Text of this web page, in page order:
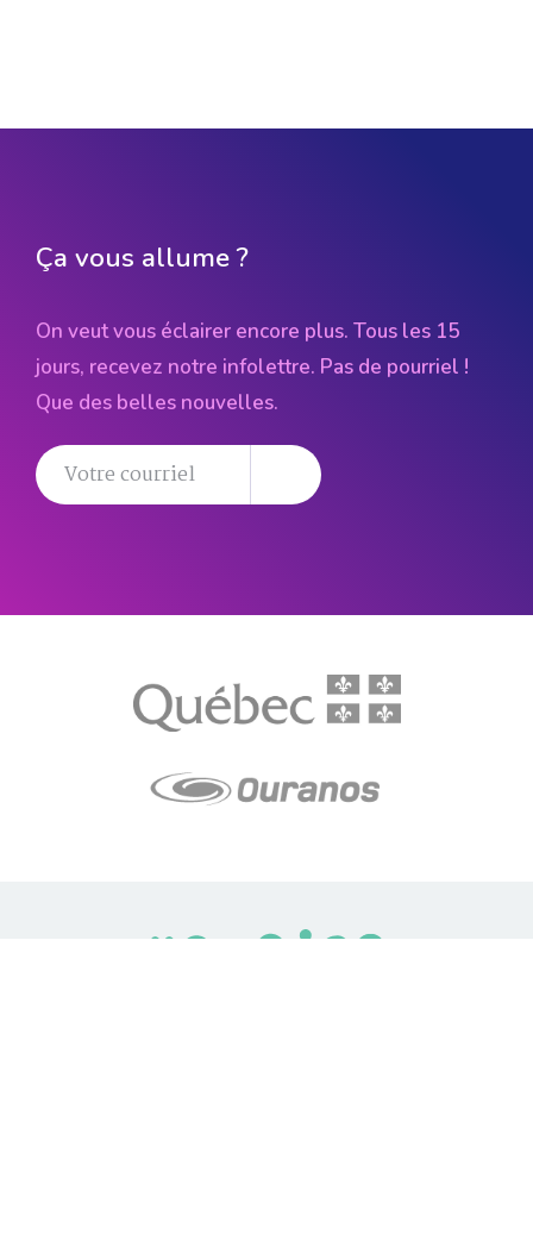
Ça vous allume ?
On veut vous éclairer encore plus. Tous les 15
jours, recevez notre infolettre. Pas de pourriel !
Que des belles nouvelles.